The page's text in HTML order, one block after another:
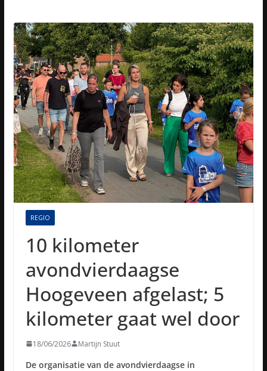
REGIO
10 kilometer
avondvierdaagse
Hoogeveen afgelast; 5
kilometer gaat wel door
18/06/2026 Martijn Stuut
De organisatie van de avondvierdaagse in